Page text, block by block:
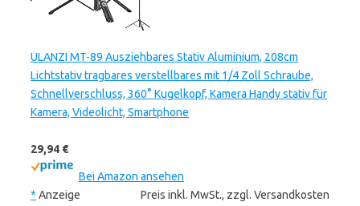
ULANZI MT-89 Ausziehbares Stativ Aluminium, 208cm
Lichtstativ tragbares verstellbares mit 1/4 Zoll Schraube,
Schnellverschluss, 360° Kugelkopf, Kamera Handy stativ für
Kamera, Videolicht, Smartphone
29,94 €
Bei Amazon ansehen
* Anzeige
Preis inkl. MwSt., zzgl. Versandkosten